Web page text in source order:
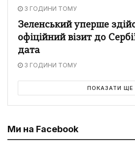
3 ГОДИНИ ТОМУ
Зеленський уперше
офіційний візит до
дата
3 ГОДИНИ ТОМУ
ПОКАЗАТИ ЩЕ
Ми на Facebook